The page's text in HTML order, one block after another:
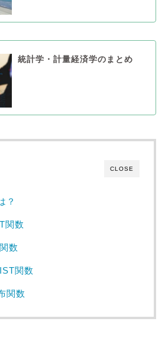
統計学・計量経済学のまとめ
CLOSE
？
関数
数
関数
関数